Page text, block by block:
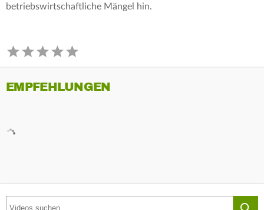
betriebswirtschaftliche Mängel hin.
EMPFEHLUNGEN